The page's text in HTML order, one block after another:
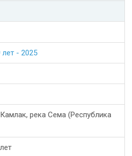
- 2025
река Сема (Республика